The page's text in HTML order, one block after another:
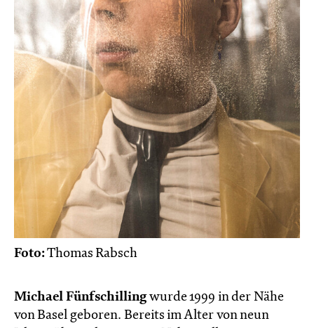
Foto:Thomas Rabsch
Michael Fünfschillingwurde 1999 in der Nähe
von Basel geboren. Bereits im Alter von neun